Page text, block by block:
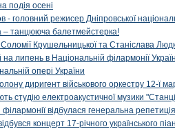
подія осені
- головний режисер Дніпровської
– танцююча балетмейстерка!
Крушельницької та Станіслава
липень в Національній філармонії
опері України
диригент військового оркестру 12-ї
студію електроакустичної музики
відбулася генеральна
концерт 17-річного українського